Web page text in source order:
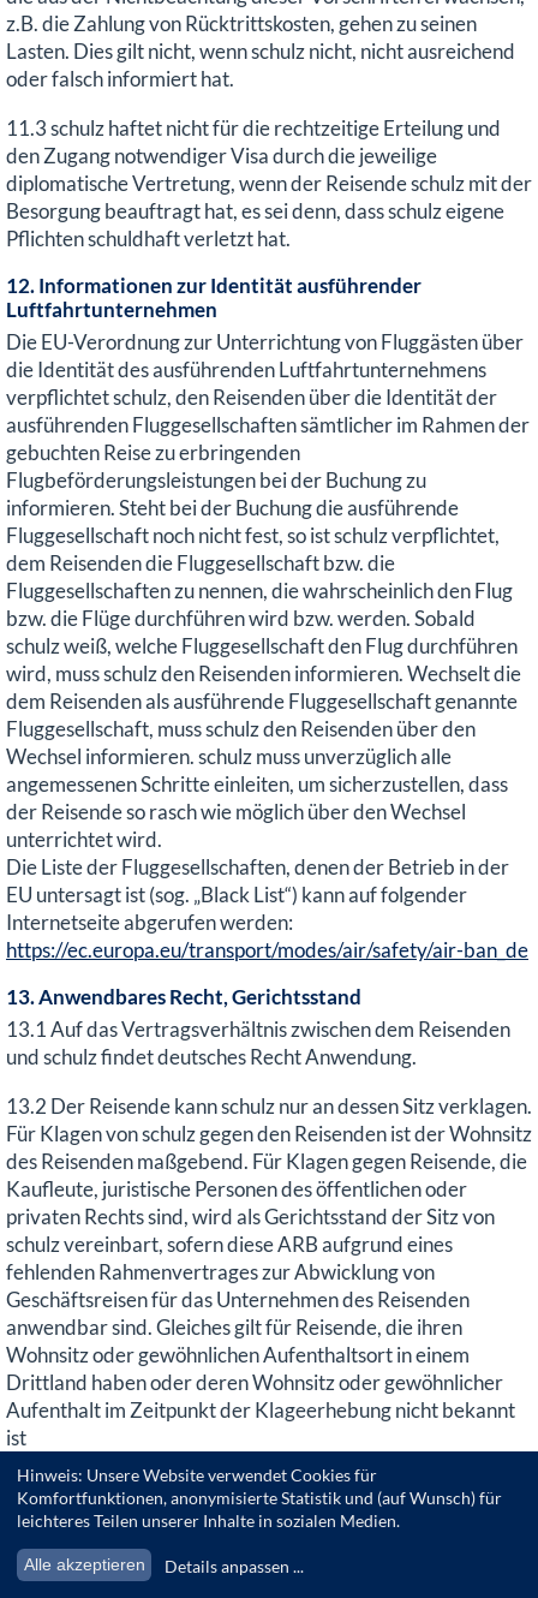
z.B. die Zahlung von Rücktrittskosten, gehen zu seinen
Lasten. Dies gilt nicht, wenn schulz nicht, nicht ausreichend
oder falsch informiert hat.
11.3 schulz haftet nicht für die rechtzeitige Erteilung und
den Zugang notwendiger Visa durch die jeweilige
diplomatische Vertretung, wenn der Reisende schulz mit der
Besorgung beauftragt hat, es sei denn, dass schulz eigene
Pflichten schuldhaft verletzt hat.
12. Informationen zur Identität ausführender
Luftfahrtunternehmen
Die EU-Verordnung zur Unterrichtung von Fluggästen über
die Identität des ausführenden Luftfahrtunternehmens
verpflichtet schulz, den Reisenden über die Identität der
ausführenden Fluggesellschaften sämtlicher im Rahmen der
gebuchten Reise zu erbringenden
Flugbeförderungsleistungen bei der Buchung zu
informieren. Steht bei der Buchung die ausführende
Fluggesellschaft noch nicht fest, so ist schulz verpflichtet,
dem Reisenden die Fluggesellschaft bzw. die
Fluggesellschaften zu nennen, die wahrscheinlich den Flug
bzw. die Flüge durchführen wird bzw. werden. Sobald
schulz weiß, welche Fluggesellschaft den Flug durchführen
wird, muss schulz den Reisenden informieren. Wechselt die
dem Reisenden als ausführende Fluggesellschaft genannte
Fluggesellschaft, muss schulz den Reisenden über den
Wechsel informieren. schulz muss unverzüglich alle
angemessenen Schritte einleiten, um sicherzustellen, dass
der Reisende so rasch wie möglich über den Wechsel
unterrichtet wird.
Die Liste der Fluggesellschaften, denen der Betrieb in der
EU untersagt ist (sog. „Black List“) kann auf folgender
Internetseite abgerufen werden:
https://ec.europa.eu/transport/modes/air/safety/air-ban_de
13. Anwendbares Recht, Gerichtsstand
13.1 Auf das Vertragsverhältnis zwischen dem Reisenden
und schulz findet deutsches Recht Anwendung.
13.2 Der Reisende kann schulz nur an dessen Sitz verklagen.
Für Klagen von schulz gegen den Reisenden ist der Wohnsitz
des Reisenden maßgebend. Für Klagen gegen Reisende, die
Kaufleute, juristische Personen des öffentlichen oder
privaten Rechts sind, wird als Gerichtsstand der Sitz von
schulz vereinbart, sofern diese ARB aufgrund eines
fehlenden Rahmenvertrages zur Abwicklung von
Geschäftsreisen für das Unternehmen des Reisenden
anwendbar sind. Gleiches gilt für Reisende, die ihren
Wohnsitz oder gewöhnlichen Aufenthaltsort in einem
Drittland haben oder deren Wohnsitz oder gewöhnlicher
Aufenthalt im Zeitpunkt der Klageerhebung nicht bekannt
ist
13.3 Die vorstehenden Bestimmungen gelten nicht,
a) wenn und insoweit sich aus vertraglich nicht abdingbaren
Pauschalreisevertrag zwischen dem Reisenden und schulz
Hinweis: Unsere Website verwendet Cookies für
Komfortfunktionen, anonymisierte Statistik und (auf Wunsch) für
leichteres Teilen unserer Inhalte in sozialen Medien.
Alle akzeptieren Details anpassen...